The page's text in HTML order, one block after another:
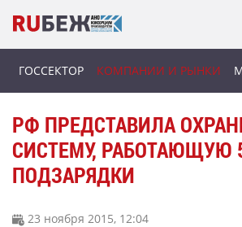
ГОССЕКТОР КОМПАНИИ И РЫНКИ
РФ ПРЕДСТАВИЛА
СИСТЕМУ, РАБОТАЮЩУЮ
ПОДЗАРЯДКИ
23 ноября 2015, 12:04